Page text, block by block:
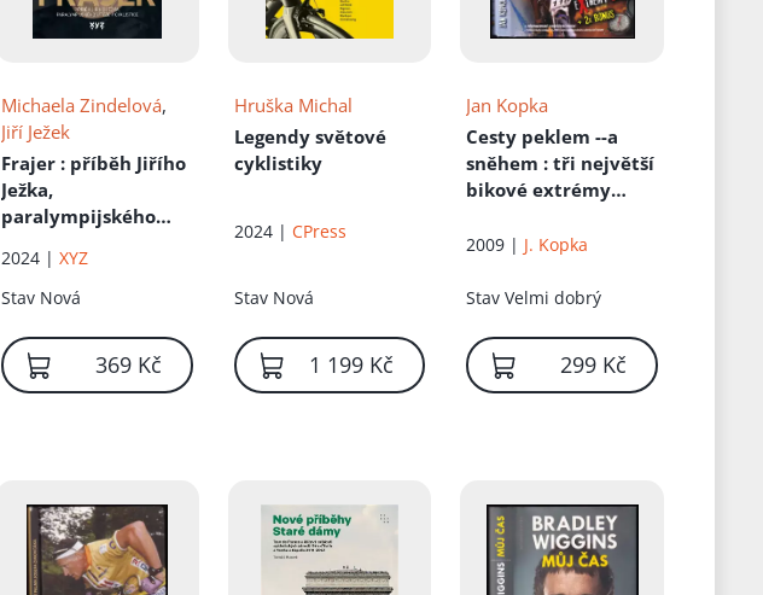
Michaela Zindelová,
Jiří Ježek
Frajer : příběh Jiřího
Ježka,
paralympijského
2024 |XYZ
Stav Nová
369 Kč
Hruška Michal
Legendy světové
cyklistiky
2024 | CPress
Stav Nová
1 199 Kč
Jan Kopka
Cesty peklem --a
sněhem : tři největší
bikové extrémy
2009 | J. Kopka
StavVelmi dobrý
299 Kč